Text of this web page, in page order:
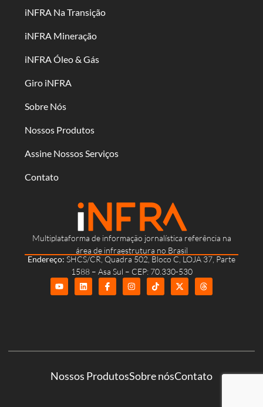
Multiplataforma de informação jornalística referência na
área de infraestrutura no Brasil
Endereço: SHCS/CR, Quadra 502, Bloco C, LOJA 37, Parte
1588 – Asa Sul – CEP: 70.330-530
iNFRA Na Transição
iNFRA Mineração
iNFRA Óleo & Gás
Giro iNFRA
Sobre Nós
Nossos Produtos
Assine Nossos Serviços
Contato
Nossos ProdutosSobre nósContato